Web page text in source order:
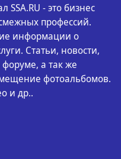
SSA.RU - это бизнес
профессий.
информации о
Статьи, новости,
а так же
фотоальбомов.
и др..